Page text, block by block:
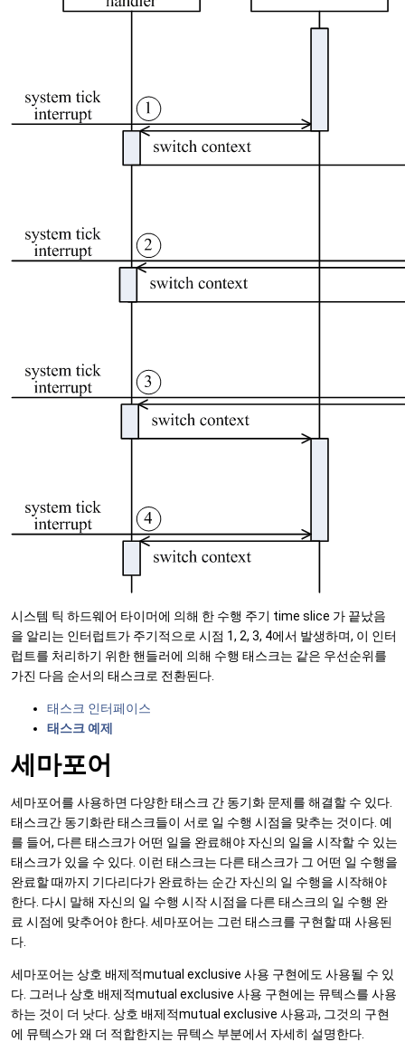
시스템 틱 하드웨어 타이머에 의해 한 수행 주기 time slice 가 끝났음
을 알리는 인터럽트가 주기적으로 시점 1, 2, 3, 4에서 발생하며, 이 인터
럽트를 처리하기 위한 핸들러에 의해 수행 태스크는 같은 우선순위를
가진 다음 순서의 태스크로 전환된다.
태스크 인터페이스
태스크 예제
세마포어
세마포어를 사용하면 다양한 태스크 간 동기화 문제를 해결할 수 있다.
태스크간 동기화란 태스크들이 서로 일 수행 시점을 맞추는 것이다. 예
를 들어, 다른 태스크가 어떤 일을 완료해야 자신의 일을 시작할 수 있는
태스크가 있을 수 있다. 이런 태스크는 다른 태스크가 그 어떤 일 수행을
완료할 때까지 기다리다가 완료하는 순간 자신의 일 수행을 시작해야
한다. 다시 말해 자신의 일 수행 시작 시점을 다른 태스크의 일 수행 완
료 시점에 맞추어야 한다. 세마포어는 그런 태스크를 구현할 때 사용된
다.
세마포어는 상호 배제적mutual exclusive 사용 구현에도 사용될 수 있
다. 그러나 상호 배제적mutual exclusive 사용 구현에는 뮤텍스를 사용
하는 것이 더 낫다. 상호 배제적mutual exclusive 사용과, 그것의 구현
에 뮤텍스가 왜 더 적합한지는 뮤텍스 부분에서 자세히 설명한다.